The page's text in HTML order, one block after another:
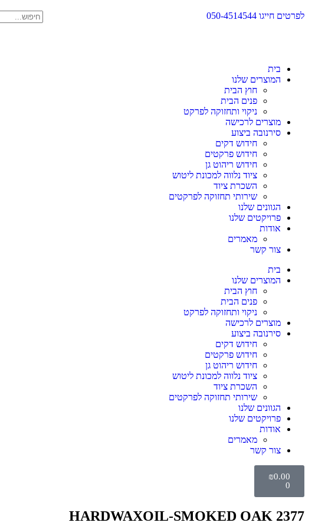
לפרטים חייגו 050-4514544
בית
המוצרים שלנו
חוץ הבית
פנים הבית
ניקוי ותחזוקה לפרקט
מוצרים לרכישה
סירנובה ביצוע
חידוש דקים
חידוש פרקטים
חידוש ריהוט גן
ציוד נלווה למכונת ליטוש
השכרת ציוד
שירותי תחזוקה לפרקטים
הגוונים שלנו
פרויקטים שלנו
אודות
מאמרים
צור קשר
בית
המוצרים שלנו
חוץ הבית
פנים הבית
ניקוי ותחזוקה לפרקט
מוצרים לרכישה
סירנובה ביצוע
חידוש דקים
חידוש פרקטים
חידוש ריהוט גן
ציוד נלווה למכונת ליטוש
השכרת ציוד
שירותי תחזוקה לפרקטים
הגוונים שלנו
פרויקטים שלנו
אודות
מאמרים
צור קשר
₪0.00
0
HARDWAXOIL-SMOKED OAK 2377